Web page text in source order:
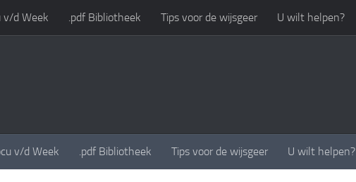
v/d Week .pdf Bibliotheek Tips voor de wijsgeer U wilt helpen?
v/d Week .pdf Bibliotheek Tips voor de wijsgeer U wilt helpen?